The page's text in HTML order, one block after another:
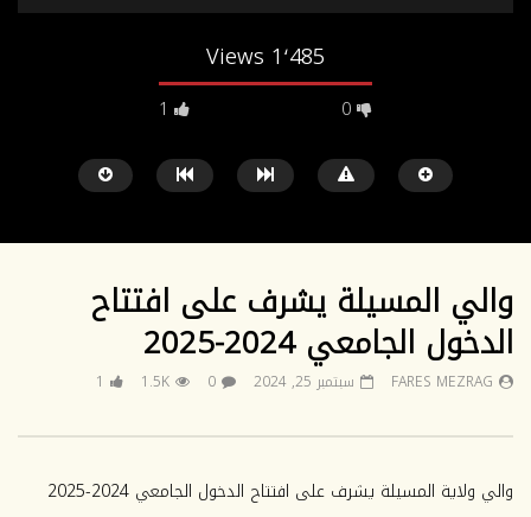
1٬485 Views
1 0
Watch Later 01:30
لجامعة محمد بوضياف بالمسيلة
يوليو 13, 2026
102
0
04:19
الجامعية 2025_2026
0
والي المسيلة يشرف على افتتاح
الدخول الجامعي 2024-2025
FARES MEZRAG سبتمبر 25, 2024 0
1.5K
1
والي ولاية المسيلة يشرف على افتتاح الدخول الجامعي 2024-2025